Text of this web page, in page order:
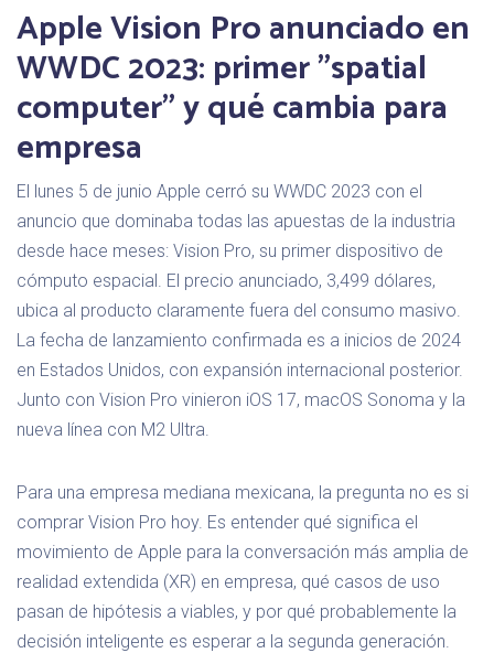
Apple Vision Pro anunciado en
WWDC 2023: primer "spatial
computer" y qué cambia para
empresa
El lunes 5 de junio Apple cerró su WWDC 2023 con el
anuncio que dominaba todas las apuestas de la industria
desde hace meses: Vision Pro, su primer dispositivo de
cómputo espacial. El precio anunciado, 3,499 dólares,
ubica al producto claramente fuera del consumo masivo.
La fecha de lanzamiento confirmada es a inicios de 2024
en Estados Unidos, con expansión internacional posterior.
Junto con Vision Pro vinieron iOS 17, macOS Sonoma y la
nueva línea con M2 Ultra.
Para una empresa mediana mexicana, la pregunta no es si
comprar Vision Pro hoy. Es entender qué significa el
movimiento de Apple para la conversación más amplia de
realidad extendida (XR) en empresa, qué casos de uso
pasan de hipótesis a viables, y por qué probablemente la
decisión inteligente es esperar a la segunda generación.